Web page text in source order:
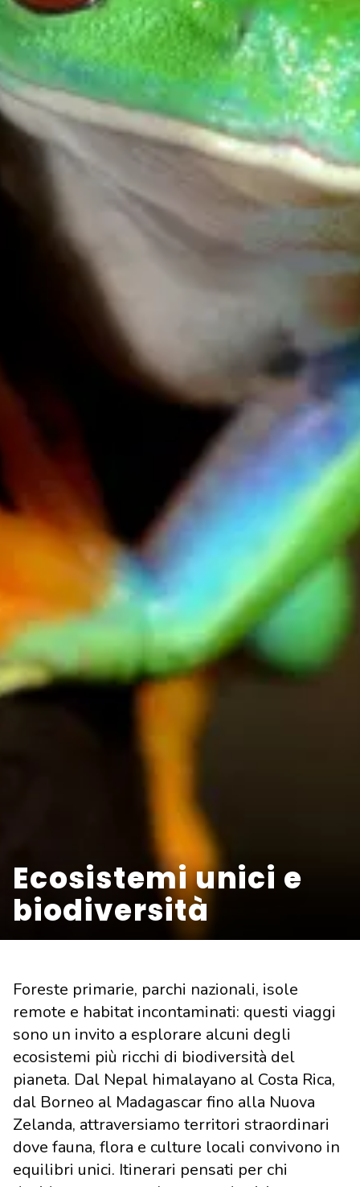
Ecosistemi unici e
biodiversità
Foreste primarie, parchi nazionali, isole
remote e habitat incontaminati: questi viaggi
sono un invito a esplorare alcuni degli
ecosistemi più ricchi di biodiversità del
pianeta. Dal Nepal himalayano al Costa Rica,
dal Borneo al Madagascar fino alla Nuova
Zelanda, attraversiamo territori straordinari
dove fauna, flora e culture locali convivono in
equilibri unici. Itinerari pensati per chi